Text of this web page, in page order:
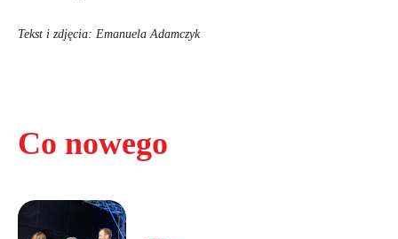
Co nowego
Tekst i zdjęcia: Emanuela Adamczyk